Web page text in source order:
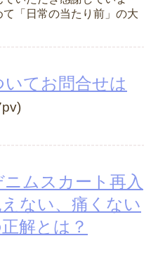
「日常の当たり前」の大
てお問合せは
ムスカート再入
ない、痛くない
解とは？